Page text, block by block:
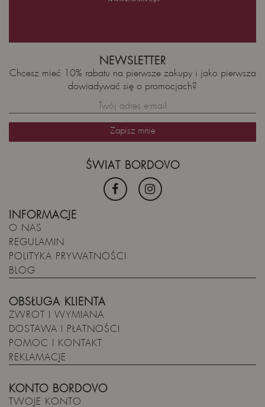
INFORMACJE
O NAS
REGULAMIN
POLITYKA PRYWATNOŚCI
BLOG
OBSŁUGA KLIENTA
ZWROT I WYMIANA
DOSTAWA I PŁATNOŚCI
POMOC I KONTAKT
REKLAMACJE
KONTO BORDOVO
TWOJE KONTO
ŚWIAT BORDOVO
NEWSLETTER
Chcesz mieć 10% rabatu na pierwsze zakupy i jako pierwsza
dowiadywać się o promocjach?